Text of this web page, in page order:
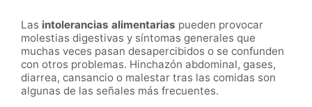
Las intolerancias alimentarias pueden provocar
molestias digestivas y síntomas generales que
muchas veces pasan desapercibidos o se confunden
con otros problemas. Hinchazón abdominal, gases,
diarrea, cansancio o malestar tras las comidas son
algunas de las señales más frecuentes.